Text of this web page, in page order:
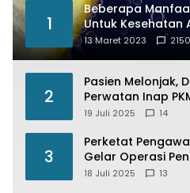
1
Beberapa
Untuk Kesehatan
13 Maret 2023
2
Pasien Melonjak,
Perwatan Inap
di Fungsikan
19 Juli 2025 14
3
Perketat
Gelar Operasi
“Wirawaspada”
18 Juli 2025 13